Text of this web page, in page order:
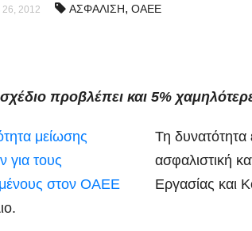
2012 ΑΣΦΑΛΙΣΗ, ΟΑΕΕ
προβλέπει και 5%
Τη
ασφαλιστική
Εργασίας και